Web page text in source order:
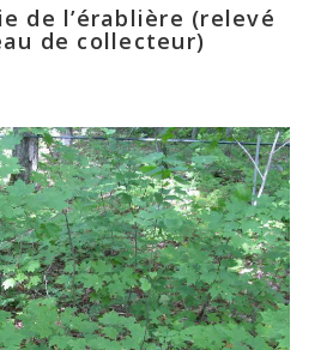
de l’érablière (relevé
de collecteur)